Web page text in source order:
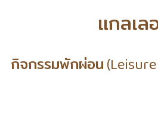
แกลเล
กิจกรรมพักผ่อน